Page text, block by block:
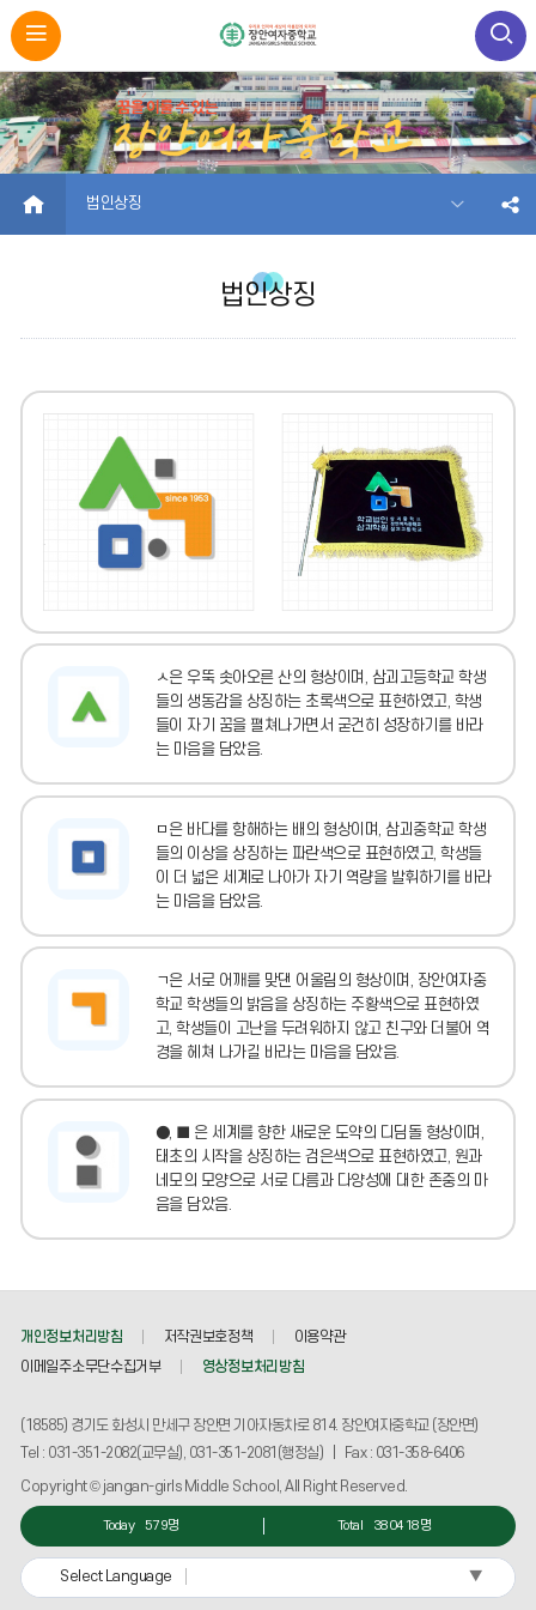
HOME 법인상징
법인상징
ㅅ은 우뚝 솟아오른 산의 형상이며, 삼괴고등학교 학생
들의 생동감을 상징하는 초록색으로 표현하였고, 학생
들이 자기 꿈을 펼쳐나가면서 굳건히 성장하기를 바라
는 마음을 담았음.
ㅁ은 바다를 항해하는 배의 형상이며, 삼괴중학교 학생
들의 이상을 상징하는 파란색으로 표현하였고, 학생들
이 더 넓은 세계로 나아가 자기 역량을 발휘하기를 바라
는 마음을 담았음.
ㄱ은 서로 어깨를 맞댄 어울림의 형상이며, 장안여자중
학교 학생들의 밝음을 상징하는 주황색으로 표현하였
고, 학생들이 고난을 두려워하지 않고 친구와 더불어 역
경을 헤쳐 나가길 바라는 마음을 담았음.
●, ■ 은 세계를 향한 새로운 도약의 디딤돌 형상이며,
태초의 시작을 상징하는 검은색으로 표현하였고, 원과
네모의 모양으로 서로 다름과 다양성에 대한 존중의 마
음을 담았음.
개인정보처리방침 저작권보호정책
이용약관
이메일주소무단수집거부
영상정보처리방침
(18585) 경기도 화성시 만세구 장안면 기아자동차로 814. 장안여자중학교 (장안면)
Tel : 031-351-2082(교무실), 031-351-2081(행정실) | Fax : 031-358-6406
Copyright © jangan-girls Middle School, All Right Reserved.
Today 579명 Total 380418명
Select Language ▼